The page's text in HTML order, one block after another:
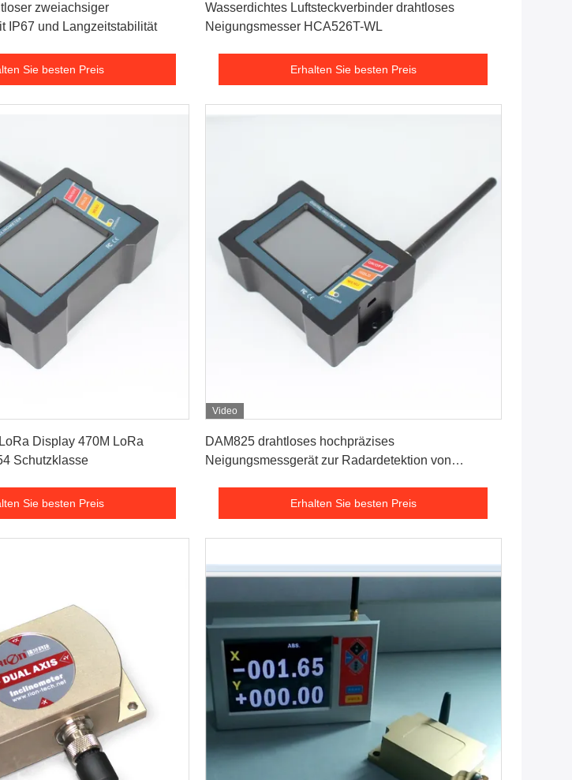
zweiachsiger
IP67 und Langzeitstabilität
Sie besten Preis
Wasserdichtes Luftsteckverbinder drahtloses
Neigungsmesser HCA526T-WL
Erhalten Sie besten Preis
Display 470M LoRa
Schutzklasse
Sie besten Preis
Video
DAM825 drahtloses hochpräzises
Neigungsmessgerät zur Radardetektion von
Erhalten Sie besten Preis